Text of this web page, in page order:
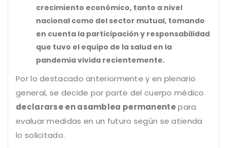
crecimiento económico, tanto a nivel
nacional como del sector mutual, tomando
en cuenta la participación y responsabilidad
que tuvo el equipo de la salud en la
pandemia vivida recientemente.
Por lo destacado anteriormente y en plenario
general, se decide por parte del cuerpo médico
declararse en asamblea permanentepara
evaluar medidas en un futuro según se atienda
lo solicitado.